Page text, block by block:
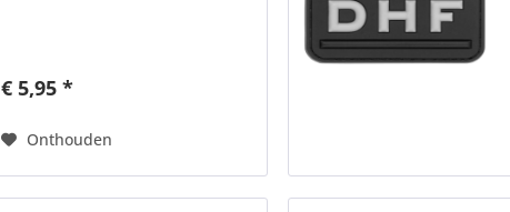
€ 5,95 *
Onthouden